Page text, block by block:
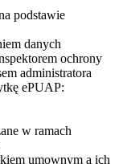
podstawie
danych
ochrony
administratora
ePUAP:
w ramach
umownym a ich